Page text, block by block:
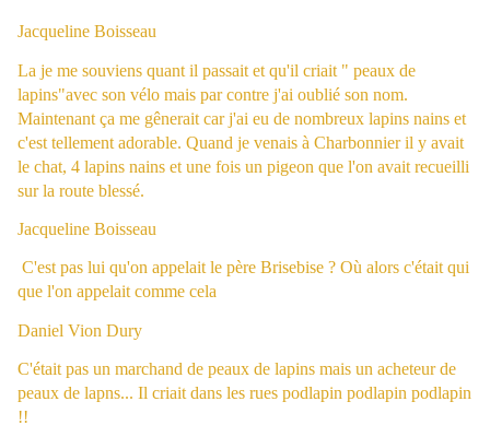
Jacqueline Boisseau
La je me souviens quant il passait et qu'il criait " peaux de
lapins"avec son vélo mais par contre j'ai oublié son nom.
Maintenant ça me gênerait car j'ai eu de nombreux lapins nains et
c'est tellement adorable. Quand je venais à Charbonnier il y avait
le chat, 4 lapins nains et une fois un pigeon que l'on avait recueilli
sur la route blessé.
Jacqueline Boisseau
C'est pas lui qu'on appelait le père Brisebise ? Où alors c'était qui
que l'on appelait comme cela
Daniel Vion Dury
C'était pas un marchand de peaux de lapins mais un acheteur de
peaux de lapns... Il criait dans les rues podlapin podlapin podlapin
!!